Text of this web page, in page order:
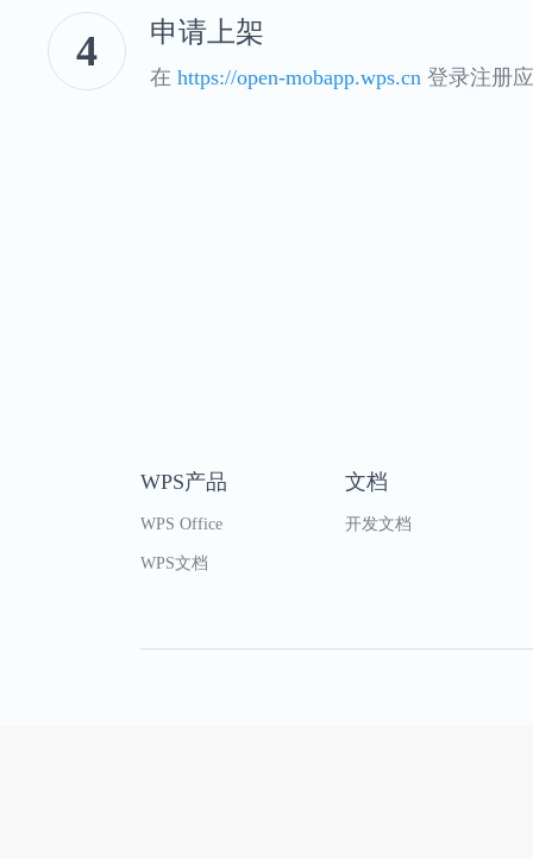
4 申请上架
在 https://open-mobapp.wps.cn 登录注册
WPS产品
WPS Office
WPS文档
文档
开发文档